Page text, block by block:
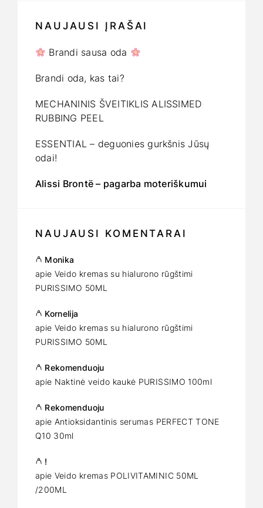
NAUJAUSI ĮRAŠAI
Brandi sausa oda
Brandi oda, kas tai?
MECHANINIS ŠVEITIKLIS ALISSIMED
RUBBING PEEL
ESSENTIAL – deguonies gurkšnis Jūsų
odai!
Alissi Brontë – pagarba moteriškumui
NAUJAUSI KOMENTARAI
Monika
apie Veido kremas su hialurono rūgštimi
PURISSIMO 50ML
Kornelija
apie Veido kremas su hialurono rūgštimi
PURISSIMO 50ML
Rekomenduoju
apie Naktinė veido kaukė PURISSIMO 100ml
Rekomenduoju
apie Antioksidantinis serumas PERFECT TONE
Q10 30ml
!
apie Veido kremas POLIVITAMINIC 50ML
/200ML